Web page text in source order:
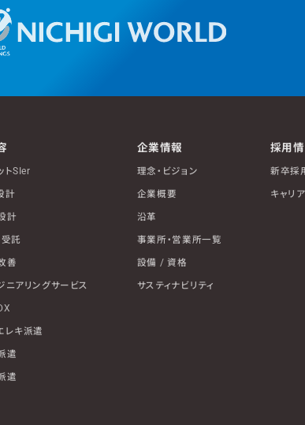
トSIer
計
計
託
善
ニアリングサービス
レキ派遣
遣
遣
企業情報
理念・ビジョン
企業概要
沿革
事業所・営業所一覧
設備 / 資格
サスティナビリティ
採用
新卒
キャ